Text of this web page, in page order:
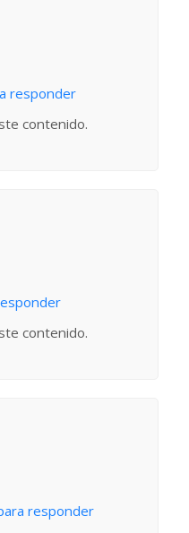
responder
contenido.
contenido.
responder